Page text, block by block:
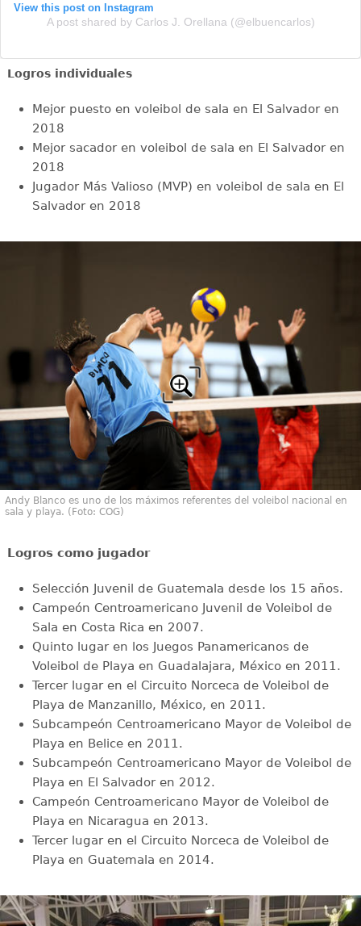
View this post on Instagram
A post shared by Carlos J. Orellana (@elbuencarlos)
Logros individuales
Mejor puesto en voleibol de sala en El Salvador en
2018
Mejor sacador en voleibol de sala en El Salvador en
2018
Jugador Más Valioso (MVP) en voleibol de sala en El
Salvador en 2018
Andy Blanco es uno de los máximos referentes del voleibol nacional en
sala y playa. (Foto: COG)
Logros como jugador
Selección Juvenil de Guatemala desde los 15 años.
Campeón Centroamericano Juvenil de Voleibol de
Sala en Costa Rica en 2007.
Quinto lugar en los Juegos Panamericanos de
Voleibol de Playa en Guadalajara, México en 2011.
Tercer lugar en el Circuito Norceca de Voleibol de
Playa de Manzanillo, México, en 2011.
Subcampeón Centroamericano Mayor de Voleibol de
Playa en Belice en 2011.
Subcampeón Centroamericano Mayor de Voleibol de
Playa en El Salvador en 2012.
Campeón Centroamericano Mayor de Voleibol de
Playa en Nicaragua en 2013.
Tercer lugar en el Circuito Norceca de Voleibol de
Playa en Guatemala en 2014.